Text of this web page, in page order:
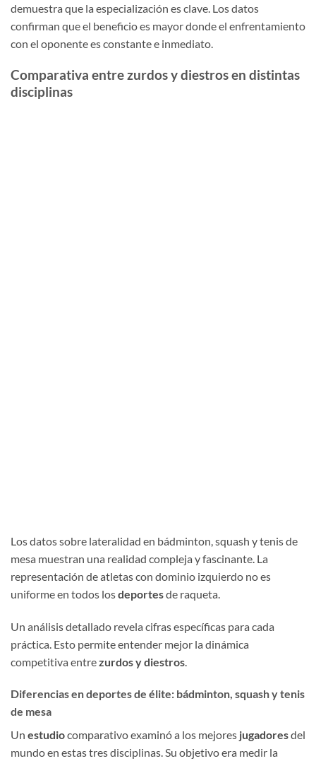
demuestra que la especialización es clave. Los datos
confirman que el beneficio es mayor donde el enfrentamiento
con el oponente es constante e inmediato.
Comparativa entre zurdos y diestros en distintas
disciplinas
Los datos sobre lateralidad en bádminton, squash y tenis de
mesa muestran una realidad compleja y fascinante. La
representación de atletas con dominio izquierdo no es
uniforme en todos losdeportesde raqueta.
Un análisis detallado revela cifras específicas para cada
práctica. Esto permite entender mejor la dinámica
competitiva entrezurdos y diestros
Diferencias en deportes de élite: bádminton, squash y tenis
de mesa
Un estudiocomparativo examinó a los mejores jugadoresdel
mundo en estas tres disciplinas. Su objetivo era medir la